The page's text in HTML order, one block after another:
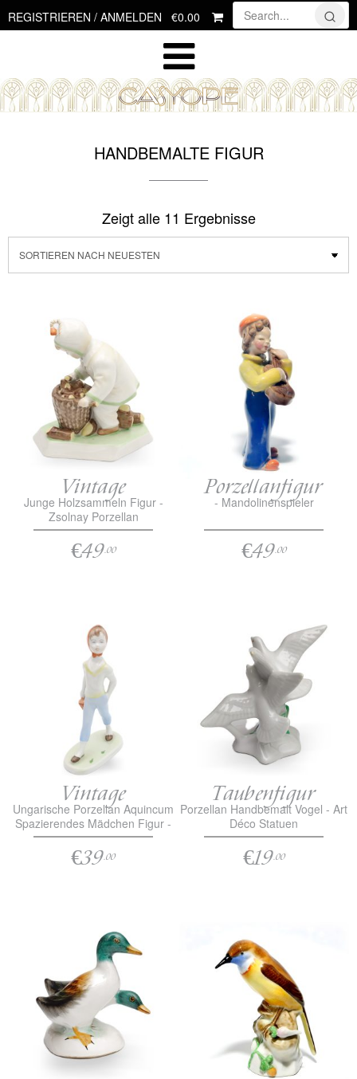
Skip
to
REGISTRIEREN / ANMELDEN €0.00
HANDBEMALTE FIGUR
Zeigt alle 11 Ergebnisse
Vintage
Junge Holzsammeln Figur -
Zsolnay Porzellan
€49.00
Porzellanfigur
- Mandolinenspieler
€49.00
Vintage
Ungarische Porzellan Aquincum
Spazierendes Mädchen Figur -
Handbemalt 1970er Jahre
€39.00
Taubenfigur
Porzellan Handbemalt Vogel - Art
Déco Statuen
€19.00